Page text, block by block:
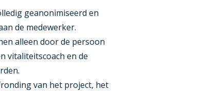
geanonimiseerd en
de medewerker.
alleen door de persoon
vitaliteitscoach en de
van het project, het